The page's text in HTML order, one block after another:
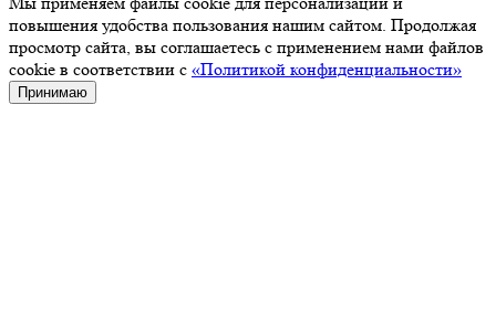
повышения удобства пользования нашим сайтом. Продолжая
просмотр сайта, вы соглашаетесь с применением нами файлов
cookie в соответствии с «Политикой конфиденциальности»
Принимаю